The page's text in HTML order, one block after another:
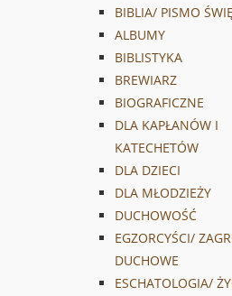
BIBLIA/ PISMO
ALBUMY
BIBLISTYKA
BREWIARZ
BIOGRAFICZNE
DLA KAPŁANÓW I
KATECHETÓW
DLA DZIECI
DLA MŁODZIEŻY
DUCHOWOŚĆ
EGZORCYŚCI/
DUCHOWE
ESCHATOLOGIA/